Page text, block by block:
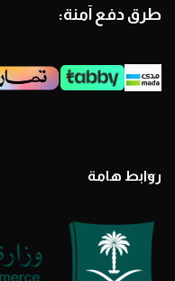
طرق دفع آمنة:
روابط هامة